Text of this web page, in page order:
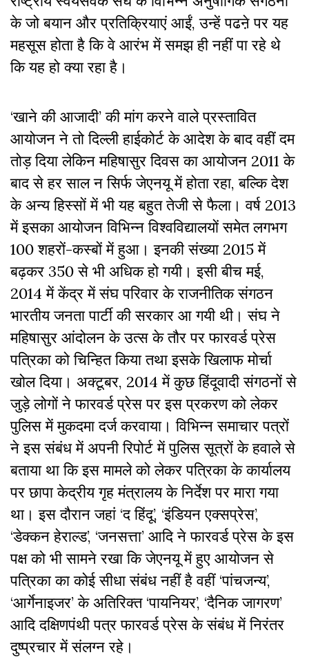
के जो बयान और प्रतिक्रियाएं आईं, उन्हें पढऩे पर यह
महसूस होता है कि वे आरंभ में समझ ही नहीं पा रहे थे
कि यह हो क्या रहा है।
‘खाने की आजादी’ की मांग करने वाले प्रस्तावित
आयोजन ने तो दिल्ली हाईकोर्ट के आदेश के बाद वहीं दम
तोड़ दिया लेकिन महिषासुर दिवस का आयोजन 2011 के
बाद से हर साल न सिर्फ जेएनयू में होता रहा, बल्कि देश
के अन्य हिस्सों में भी यह बहुत तेजी से फैला। वर्ष 2013
में इसका आयोजन विभिन्न विश्वविद्यालयों समेत लगभग
100 शहरों-कस्बों में हुआ। इनकी संख्या 2015 में
बढ़कर 350 से भी अधिक हो गयी। इसी बीच मई,
2014 में केंद्र में संघ परिवार के राजनीतिक संगठन
भारतीय जनता पार्टी की सरकार आ गयी थी। संघ ने
महिषासुर आंदोलन के उत्स के तौर पर फारवर्ड प्रेस
पत्रिका को चिन्हित किया तथा इसके खिलाफ मोर्चा
खोल दिया। अक्टूबर, 2014 में कुछ हिंदूवादी संगठनों से
जुड़े लोगों ने फारवर्ड प्रेस पर इस प्रकरण को लेकर
पुलिस में मुकदमा दर्ज करवाया। विभिन्न समाचार पत्रों
ने इस संबंध में अपनी रिपोर्ट में पुलिस सूत्रों के हवाले से
बताया था कि इस मामले को लेकर पत्रिका के कार्यालय
पर छापा केद्रीय गृह मंत्रालय के निर्देश पर मारा गया
था। इस दौरान जहां ‘द हिंदू’, ‘इंडियन एक्सप्रेस’,
‘डेक्कन हेराल्ड’, ‘जनसत्ता’ आदि ने फारवर्ड प्रेस के इस
पक्ष को भी सामने रखा कि जेएनयू में हुए आयोजन से
पत्रिका का कोई सीधा संबंध नहीं है वहीं ‘पांचजन्य’,
‘आर्गेनाइजर’ के अतिरिक्त ‘पायनियर’, ‘दैनिक जागरण’
आदि दक्षिणपंथी पत्र फारवर्ड प्रेस के संबंध में निरंतर
दुष्प्रचार में संलग्न रहे।